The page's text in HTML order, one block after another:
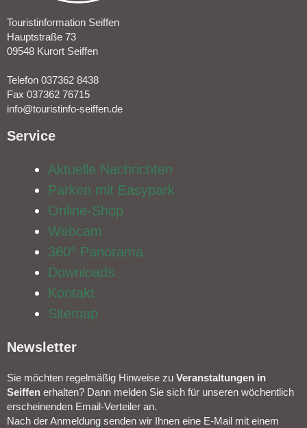
Touristinformation Seiffen
Hauptstraße 73
09548 Kurort Seiffen
Telefon 037362 8438
Fax 037362 76715
info@touristinfo-seiffen.de
Service​
Aktuelle Nachrichten
Parken mit Easypark
Online-Shop
Webcam
360° Panorama
Downloads
Kontakt
Sitemap
Newsletter​
Sie möchten regelmäßig Hinweise zu Veranstal­tungen in
Seiffen erhalten? Dann melden Sie sich für unseren wöchentlich
erscheinenden Email-Verteiler an.
Nach der Anmeldung senden wir Ihnen eine E-Mail mit einem